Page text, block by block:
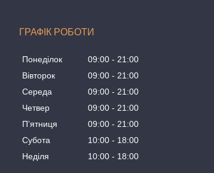
ГРАФІК РОБОТИ
Понеділок 09:00
21:00
Вівторок
09:00
21:00
Середа
09:00
21:00
Четвер
09:00
21:00
Пʼятниця
09:00
21:00
Субота
10:00
18:00
Неділя
10:00 18:00